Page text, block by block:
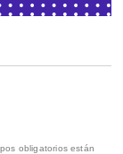
obligatorios están